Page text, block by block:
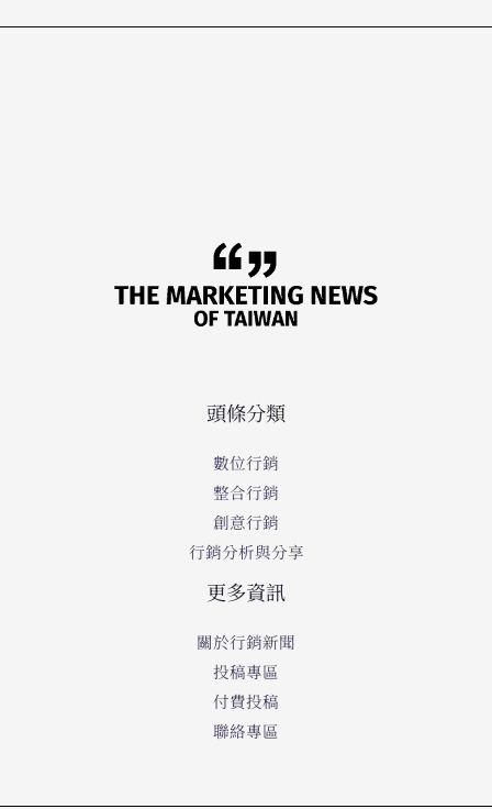
頭條分類
數位行銷
整合行銷
創意行銷
行銷分析與分享
更多資訊
關於行銷新聞
投稿專區
付費投稿
聯絡專區